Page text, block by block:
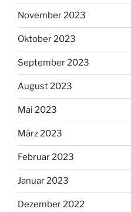
November 2023
Oktober 2023
September 2023
August 2023
Mai 2023
März 2023
Februar 2023
Januar 2023
Dezember 2022